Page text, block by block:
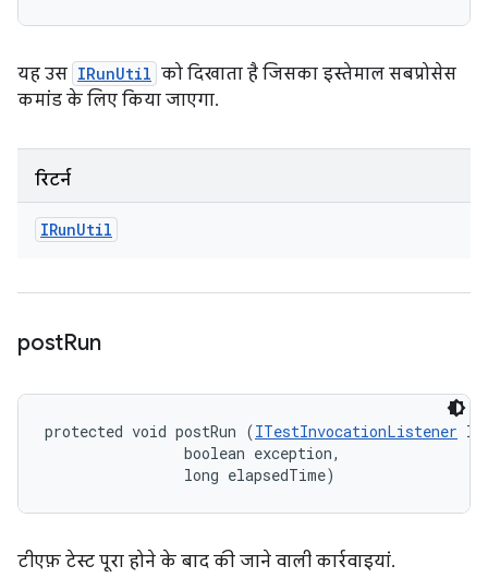
यह उस IRunUtil को दिखाता है जिसका इस्तेमाल सबप्रोसेस
कमांड के लिए किया जाएगा.
रिटर्न
IRunUtil
postRun
protected void postRun (ITestInvocationListener
                boolean exception,
                long elapsedTime)
टीएफ़ टेस्ट पूरा होने के बाद की जाने वाली कार्रवाइयां.